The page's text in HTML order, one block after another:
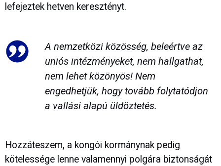
lefejeztek hetven keresztényt.
A nemzetközi közösség, beleértve az
uniós intézményeket, nem hallgathat,
nem lehet közönyös! Nem
engedhetjük, hogy tovább folytatódjon
a vallási alapú üldöztetés.
Hozzáteszem, a kongói kormánynak pedig
kötelessége lenne valamennyi polgára biztonságát